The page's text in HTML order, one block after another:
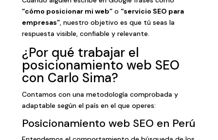
“cómo posicionar mi web”o “servicio SEO para
empresas”, nuestro objetivo es que tú seas la
respuesta visible, confiable y relevante.
¿Por qué trabajar el
posicionamiento web SEO
con Carlo Sima?
Contamos con una metodología comprobada y
adaptable según el país en el que operes:
Posicionamiento web SEO en Perú